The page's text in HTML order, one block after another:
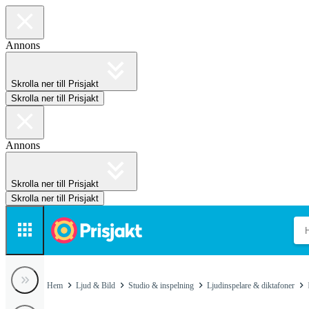
Annons
Skrolla ner till Prisjakt
Skrolla ner till Prisjakt
Annons
Skrolla ner till Prisjakt
Skrolla ner till Prisjakt
Hem Ljud & Bild Studio & inspelning Ljudinspelare & diktafoner